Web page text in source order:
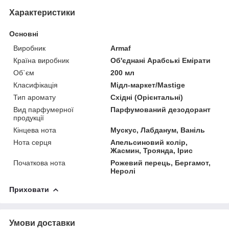
Характеристики
Основні
Виробник
Armaf
Країна виробник
Об'єднані Арабські Емірати
Об`єм
200 мл
Класифікація
Мідл-маркет/Mastige
Тип аромату
Східні (Орієнтальні)
Вид парфумерної
продукції
Парфумований дезодорант
Кінцева нота
Мускус, Лабданум, Ваніль
Нота серця
Апельсиновий колір,
Жасмин, Троянда, Ірис
Початкова нота
Рожевий перець, Бергамот,
Неролі
Приховати
Умови доставки